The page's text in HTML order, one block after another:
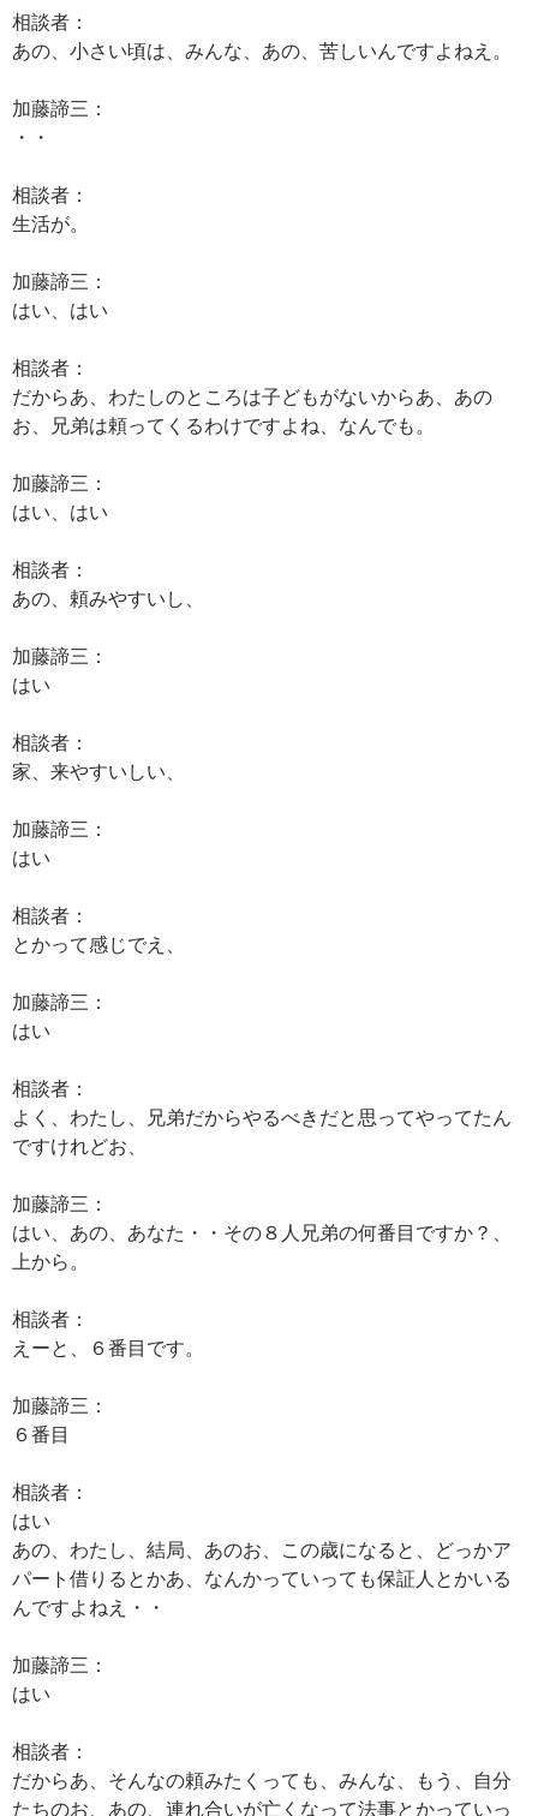
相談者：
あの、小さい頃は、みんな、あの、苦しいんですよねえ。
加藤諦三：
・・
相談者：
生活が。
加藤諦三：
はい、はい
相談者：
だからあ、わたしのところは子どもがないからあ、あの
お、兄弟は頼ってくるわけですよね、なんでも。
加藤諦三：
はい、はい
相談者：
あの、頼みやすいし、
加藤諦三：
はい
相談者：
家、来やすいしい、
加藤諦三：
はい
相談者：
とかって感じでえ、
加藤諦三：
はい
相談者：
よく、わたし、兄弟だからやるべきだと思ってやってたん
ですけれどお、
加藤諦三：
はい、あの、あなた・・その８人兄弟の何番目ですか？、
上から。
相談者：
えーと、６番目です。
加藤諦三：
６番目
相談者：
はい
あの、わたし、結局、あのお、この歳になると、どっかア
パート借りるとかあ、なんかっていっても保証人とかいる
んですよねえ・・
加藤諦三：
はい
相談者：
だからあ、そんなの頼みたくっても、みんな、もう、自分
たちのお、あの、連れ合いが亡くなって法事とかっていっ